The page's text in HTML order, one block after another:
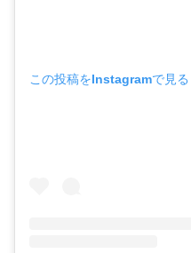
この投稿をInstagramで見る